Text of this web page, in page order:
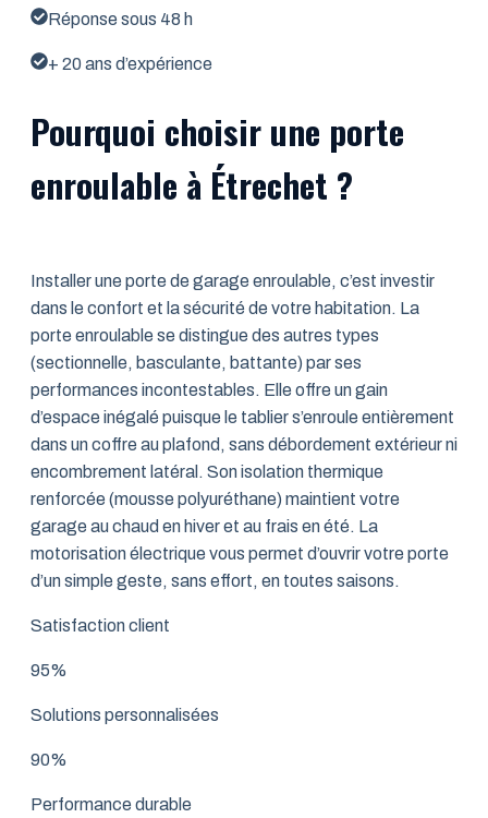
Réponse sous 48 h
+ 20 ans d’expérience
Pourquoi choisir une porte
enroulable à Étrechet ?
Installer une porte de garage enroulable, c’est investir
dans le confort et la sécurité de votre habitation. La
porte enroulable se distingue des autres types
(sectionnelle, basculante, battante) par ses
performances incontestables. Elle offre un gain
d’espace inégalé puisque le tablier s’enroule entièrement
dans un coffre au plafond, sans débordement extérieur ni
encombrement latéral. Son isolation thermique
renforcée (mousse polyuréthane) maintient votre
garage au chaud en hiver et au frais en été. La
motorisation électrique vous permet d’ouvrir votre porte
d’un simple geste, sans effort, en toutes saisons.
Satisfaction client
95%
Solutions personnalisées
90%
Performance durable